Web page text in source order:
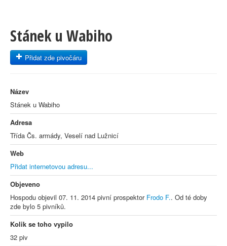
Stánek u Wabiho
Přidat zde pivočáru
Název
Stánek u Wabiho
Adresa
Třída Čs. armády, Veselí nad Lužnicí
Web
Přidat internetovou adresu...
Objeveno
Hospodu objevil 07. 11. 2014 pivní prospektor Frodo F.. Od té doby
zde bylo 5 pivníků.
Kolik se toho vypilo
32 piv